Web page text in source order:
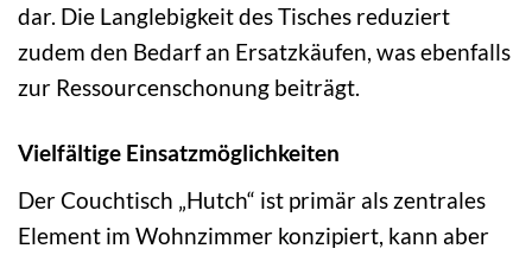
dar. Die Langlebigkeit des Tisches reduziert
zudem den Bedarf an Ersatzkäufen, was ebenfalls
zur Ressourcenschonung beiträgt.
Vielfältige Einsatzmöglichkeiten
Der Couchtisch „Hutch“ ist primär als zentrales
Element im Wohnzimmer konzipiert, kann aber